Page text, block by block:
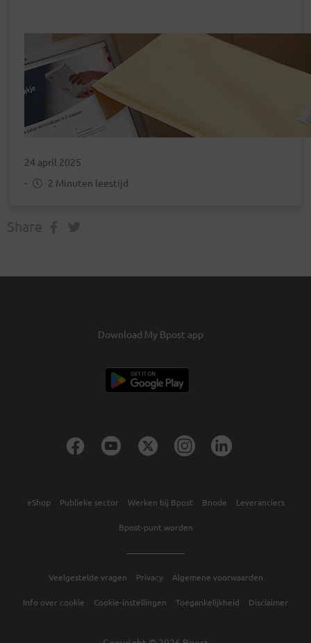
24 april 2025
-
2 Minuten leestijd
Download My Bpost app
Veelgestelde vragen Privacy Algemene voorwaarden
Info over cookie Cookie-instellingen Toegankelijkheid Disclaimer
eShop Publieke sector Werken bij Bpost Bnode Leveranciers
Bpost-punt worden